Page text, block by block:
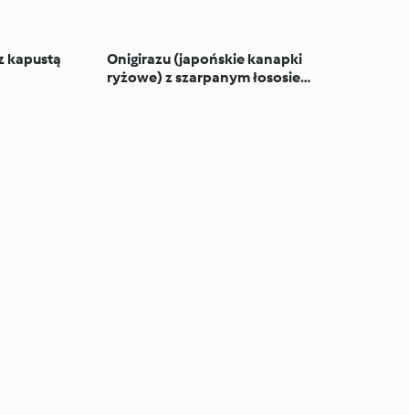
kapustą
Onigirazu (japońskie kanapki
ryżowe) z szarpanym łososiem